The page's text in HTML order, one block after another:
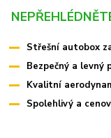
Střešní autobox
Bezpečný a levný
Kvalitní
Spolehlivý a